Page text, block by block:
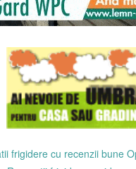
frigidere cu recenzii bune